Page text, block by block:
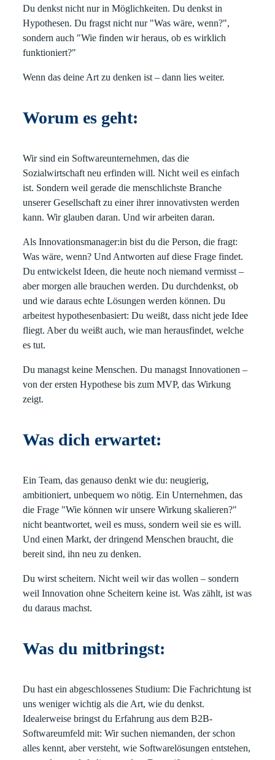
Du denkst nicht nur in Möglichkeiten. Du denkst in
Hypothesen. Du fragst nicht nur "Was wäre, wenn?",
sondern auch "Wie finden wir heraus, ob es wirklich
funktioniert?"
Wenn das deine Art zu denken ist – dann lies weiter.
Worum es geht:
Wir sind ein Softwareunternehmen, das die
Sozialwirtschaft neu erfinden will. Nicht weil es einfach
ist. Sondern weil gerade die menschlichste Branche
unserer Gesellschaft zu einer ihrer innovativsten werden
kann. Wir glauben daran. Und wir arbeiten daran.
Als Innovationsmanager:in bist du die Person, die fragt:
Was wäre, wenn? Und Antworten auf diese Frage findet.
Du entwickelst Ideen, die heute noch niemand vermisst –
aber morgen alle brauchen werden. Du durchdenkst, ob
und wie daraus echte Lösungen werden können. Du
arbeitest hypothesenbasiert: Du weißt, dass nicht jede Idee
fliegt. Aber du weißt auch, wie man herausfindet, welche
es tut.
Du managst keine Menschen. Du managst Innovationen –
von der ersten Hypothese bis zum MVP, das Wirkung
zeigt.
Was dich erwartet:
Ein Team, das genauso denkt wie du: neugierig,
ambitioniert, unbequem wo nötig. Ein Unternehmen, das
die Frage "Wie können wir unsere Wirkung skalieren?"
nicht beantwortet, weil es muss, sondern weil sie es will.
Und einen Markt, der dringend Menschen braucht, die
bereit sind, ihn neu zu denken.
Du wirst scheitern. Nicht weil wir das wollen – sondern
weil Innovation ohne Scheitern keine ist. Was zählt, ist was
du daraus machst.
Was du mitbringst:
Du hast ein abgeschlossenes Studium: Die Fachrichtung ist
uns weniger wichtig als die Art, wie du denkst.
Idealerweise bringst du Erfahrung aus dem B2B-
Softwareumfeld mit: Wir suchen niemanden, der schon
alles kennt, aber versteht, wie Softwarelösungen entstehen,